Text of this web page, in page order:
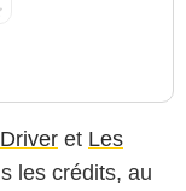
et Les
les crédits, au